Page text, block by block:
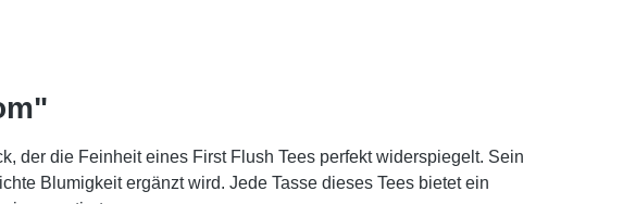
der die Feinheit eines First Flush Tees perfekt widerspiegelt. Sein
Blumigkeit ergänzt wird. Jede Tasse dieses Tees bietet ein